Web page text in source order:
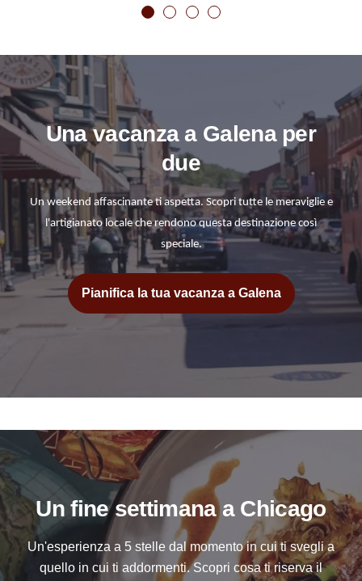
Una vacanza a Galena per
due
Un weekend affascinante ti aspetta. Scopri tutte le meraviglie e
l'artigianato locale che rendono questa destinazione così
speciale.
Pianifica la tua vacanza a Galena
Un fine settimana a Chicago
Un'esperienza a 5 stelle dal momento in cui ti svegli a
quello in cui ti addormenti. Scopri cosa ti riserva il